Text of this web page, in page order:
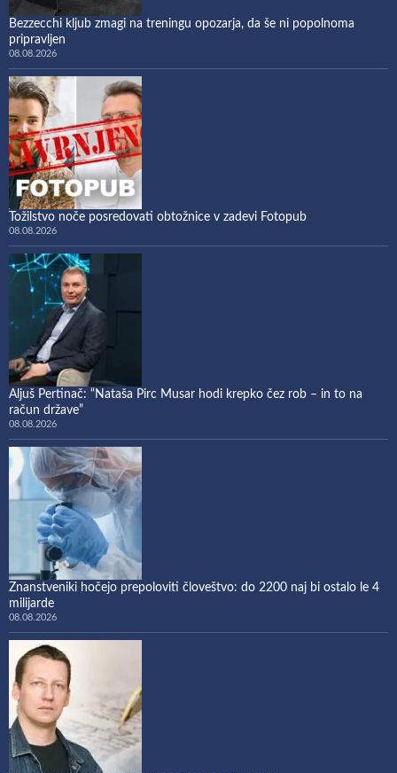
Bezzecchi kljub zmagi na treningu opozarja, da še ni popolnoma
pripravljen
08.08.2026
Tožilstvo noče posredovati obtožnice v zadevi Fotopub
08.08.2026
Aljuš Pertinač: “Nataša Pirc Musar hodi krepko čez rob – in to na
račun države”
08.08.2026
Znanstveniki hočejo prepoloviti človeštvo: do 2200 naj bi ostalo le 4
milijarde
08.08.2026